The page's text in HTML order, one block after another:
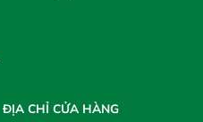
ĐỊA CHỈ CỬA HÀNG